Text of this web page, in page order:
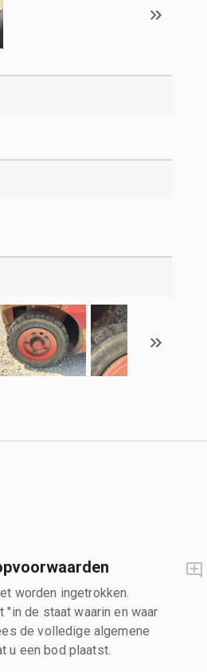
worden ingetrokken.
de staat waarin en waar
de volledige algemene
u een bod plaatst.